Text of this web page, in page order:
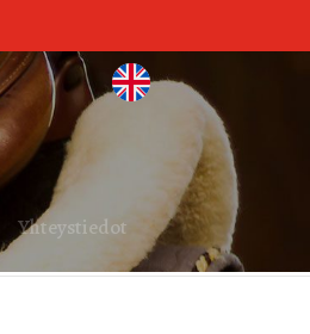
Yhteystiedot